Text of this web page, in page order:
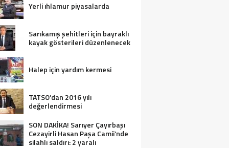
Yerli ıhlamur piyasalarda
Sarıkamış şehitleri için bayraklı
kayak gösterileri düzenlenecek
Halep için yardım kermesi
TATSO’dan 2016 yılı
değerlendirmesi
SON DAKİKA! Sarıyer Çayırbaşı
Cezayirli Hasan Paşa Camii’nde
silahlı saldırı: 2 yaralı